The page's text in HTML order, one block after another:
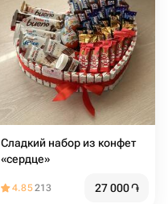
Сладкий набор из конфет
«сердце»
4.85213 27 000֏